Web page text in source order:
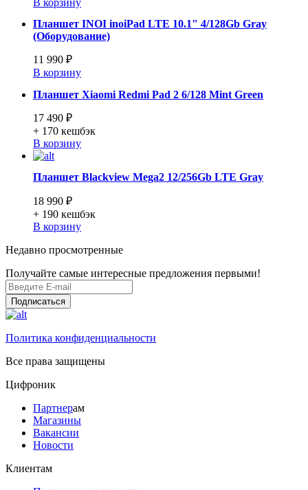
В корзину
Планшет INOI inoiPad LTE 10.1" 4/128Gb Gray
(Оборудование)
11 990 ₽
В корзину
Планшет Xiaomi Redmi Pad 2 6/128 Mint Green
17 490 ₽
+ 170 кешбэк
В корзину
Планшет Blackview Mega2 12/256Gb LTE Gray
18 990 ₽
+ 190 кешбэк
В корзину
Недавно просмотренные
Получайте самые интересные предложения первыми!
Подписаться
Политика конфиденциальности
Все права защищены
Цифроник
Партнерам
Магазины
Вакансии
Новости
Клиентам